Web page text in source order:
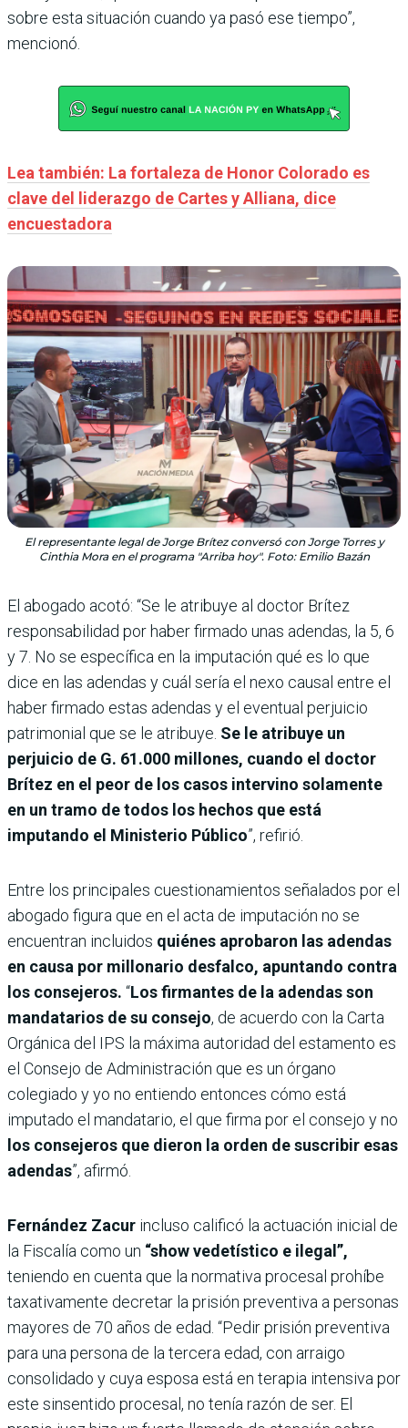
sobre esta situación cuando ya pasó ese tiempo”,
mencionó.
Lea también: La fortaleza de Honor Colorado es
clave del liderazgo de Cartes y Alliana, dice
encuestadora
El representante legal de Jorge Brítez conversó con Jorge Torres y
Cinthia Mora en el programa "Arriba hoy". Foto: Emilio Bazán
El abogado acotó: “Se le atribuye al doctor Brítez
responsabilidad por haber firmado unas adendas, la 5, 6
y 7. No se específica en la imputación qué es lo que
dice en las adendas y cuál sería el nexo causal entre el
haber firmado estas adendas y el eventual perjuicio
patrimonial que se le atribuye. Se le atribuye un
perjuicio de G. 61.000 millones, cuando el doctor
Brítez en el peor de los casos intervino solamente
en un tramo de todos los hechos que está
imputando el Ministerio Público”, refirió.
Entre los principales cuestionamientos señalados por el
abogado figura que en el acta de imputación no se
encuentran incluidos quiénes aprobaron las adendas
en causa por millonario desfalco, apuntando contra
los consejeros. “Los firmantes de la adendas son
mandatarios de su consejo, de acuerdo con la Carta
Orgánica del IPS la máxima autoridad del estamento es
el Consejo de Administración que es un órgano
colegiado y yo no entiendo entonces cómo está
imputado el mandatario, el que firma por el consejo y no
los consejeros que dieron la orden de suscribir esas
adendas”, afirmó.
Fernández Zacur incluso calificó la actuación inicial de
la Fiscalía como un “show vedetístico e ilegal”,
teniendo en cuenta que la normativa procesal prohíbe
taxativamente decretar la prisión preventiva a personas
mayores de 70 años de edad. “Pedir prisión preventiva
para una persona de la tercera edad, con arraigo
consolidado y cuya esposa está en terapia intensiva por
este sinsentido procesal, no tenía razón de ser. El